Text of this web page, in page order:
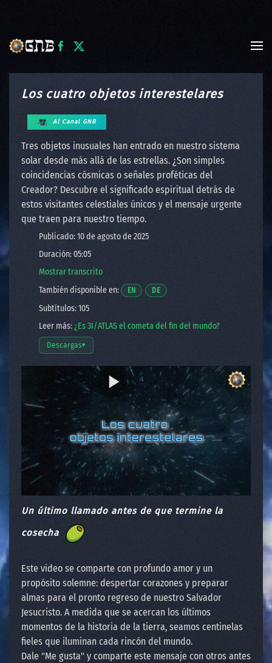
Los cuatro objetos interestelares
Al Canal GNB
Tres objetos inusuales han entrado en nuestro sistema
solar desde más allá de las estrellas. ¿Son simples
coincidencias cósmicas o señales proféticas del
Creador? Descubre el significado espiritual detrás de
estos visitantes celestiales únicos y el mensaje urgente
que traen para nuestro tiempo.
Publicado: 10 de agosto de 2025
Duración: 05:05
Mostrar transcrito
También disponible en:
ENAbre un video en una nueva ventana.
DEAbre un video en una nueva
Subtítulos: 105
Leer más:¿Es 3I/ATLAS el cometa del fin del mundo?
Descargas▾
Abrir opciones de descarga
Un último llamado antes de que termine la
cosecha
Este video se comparte con profundo amor y un
propósito solemne: despertar corazones y preparar
almas para el pronto regreso de nuestro Salvador
Jesucristo. A medida que se acercan los últimos
momentos de la historia de la tierra, seamos centinelas
fieles que iluminan cada rincón del mundo.
Dale "Me gusta" y comparte este mensaje con otros antes